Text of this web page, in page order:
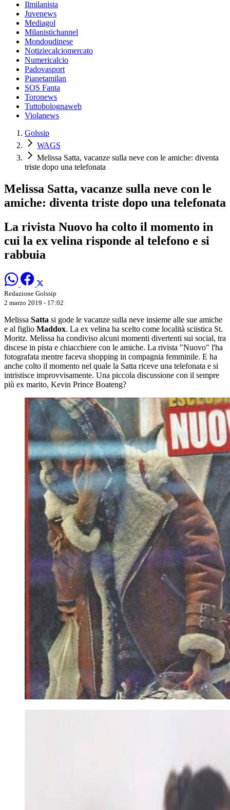
Ilmilanista
Juvenews
Mediagol
Milanistichannel
Mondoudinese
Notiziecalciomercato
Numericalcio
Padovasport
Pianetamilan
SOS Fanta
Toronews
Tuttobolognaweb
Violanews
Golssip
WAGS
Melissa Satta, vacanze sulla neve con le amiche: diventa
triste dopo una telefonata
Melissa Satta, vacanze sulla neve con le
amiche: diventa triste dopo una telefonata
La rivista Nuovo ha colto il momento in
cui la ex velina risponde al telefono e si
rabbuia
Redazione Golssip
2 marzo 2019 - 17:02
Melissa Satta si gode le vacanze sulla neve insieme alle sue amiche
e al figlio Maddox. La ex velina ha scelto come località sciistica St.
Moritz. Melissa ha condiviso alcuni momenti divertenti sui social, tra
discese in pista e chiacchiere con le amiche. La rivista "Nuovo" l'ha
fotografata mentre faceva shopping in compagnia femminile. E ha
anche colto il momento nel quale la Satta riceve una telefonata e si
intristisce improvvisamente. Una piccola discussione con il sempre
più ex marito, Kevin Prince Boateng?